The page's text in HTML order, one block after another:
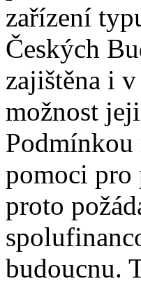
zařízení
Českých
zajištěna i
možnost
Podmínkou
pomoci pro
proto
budoucnu.